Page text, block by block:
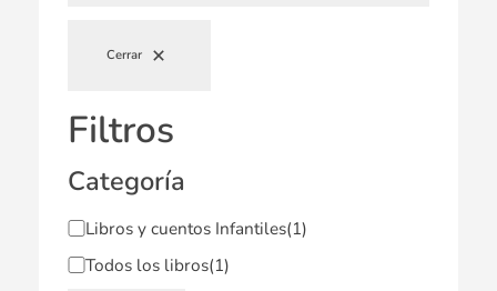
Cerrar
Filtros
Categoría
Libros y cuentos Infantiles(1)
Todos los libros(1)